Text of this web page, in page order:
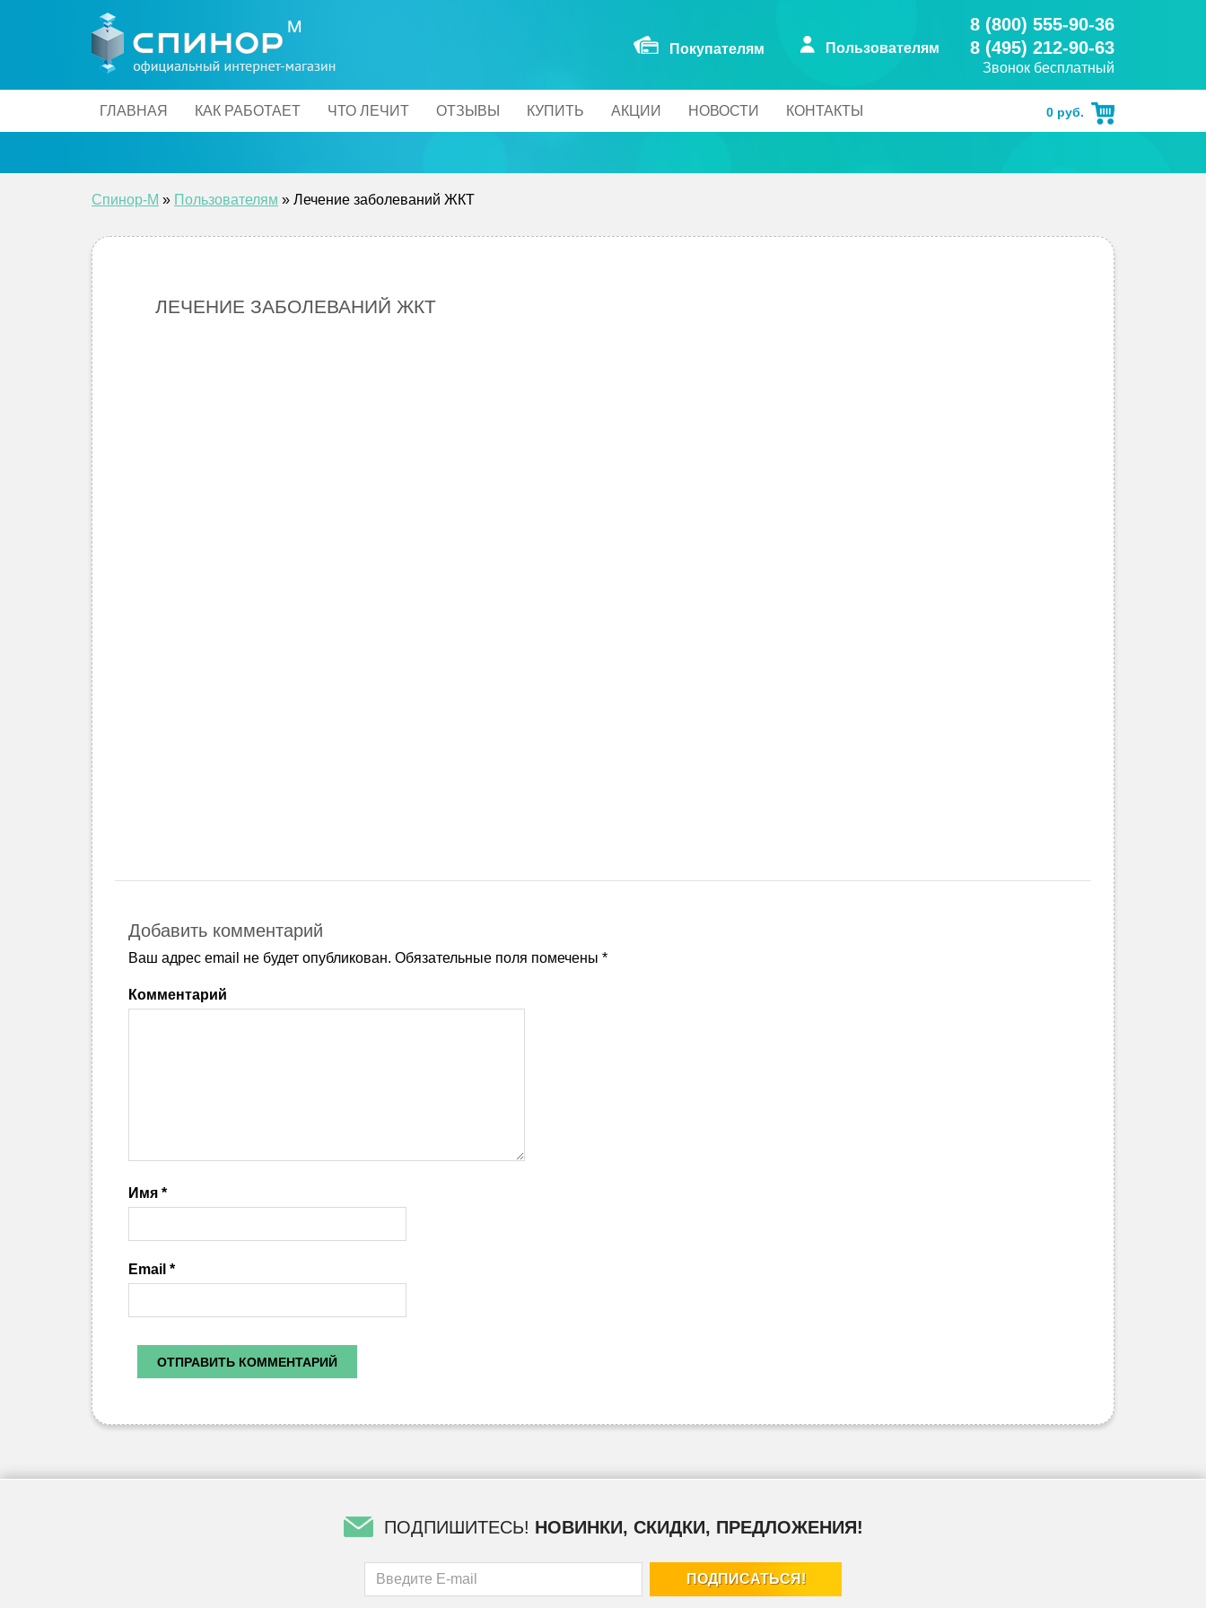
Покупателям Пользователям
8 (800) 555-90-36
8 (495) 212-90-63
Звонок бесплатный
0 руб.
ГЛАВНАЯ КАК РАБОТАЕТ ЧТО ЛЕЧИТ ОТЗЫВЫ КУПИТЬ АКЦИИ НОВОСТИ КОНТАКТЫ
Спинор-М » Пользователям » Лечение заболеваний ЖКТ
ЛЕЧЕНИЕ ЗАБОЛЕВАНИЙ ЖКТ
Добавить комментарий
Ваш адрес email не будет опубликован. Обязательные поля помечены *
Комментарий
Имя *
Email *
ПОДПИШИТЕСЬ! НОВИНКИ, СКИДКИ, ПРЕДЛОЖЕНИЯ!